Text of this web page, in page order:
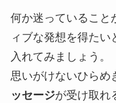
何か迷っていること
ィブな発想を得たい
入れてみましょう。
思いがけないひらめ
ッセージが受け取れ